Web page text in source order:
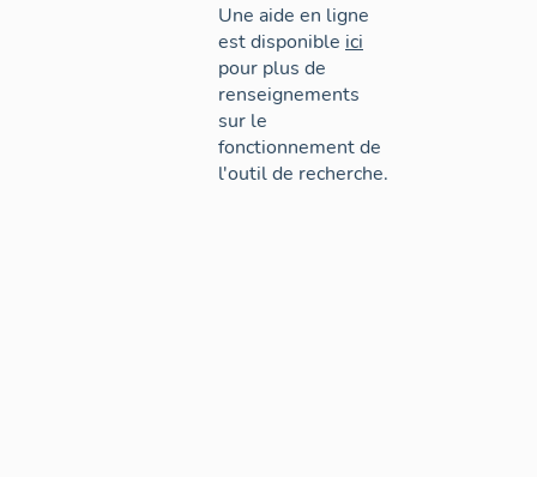
Une aide en ligne
est disponible ici
pour plus de
renseignements
sur le
fonctionnement de
l'outil de recherche.